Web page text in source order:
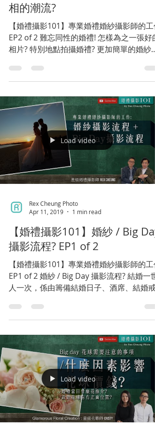
相的潮流?
【婚禮攝影101】專業婚禮婚紗攝影師的工
EP2 of 2 難忘同性的婚禮! 怎樣為之一張好的
相片? 特別地點拍攝婚禮? 更加簡單的婚紗相
子、酒席、結婚戒指、婚紗攝影、當日婚禮
影到化妝等等都會有好多事項要準備及注意
而 Rex...
Load video
Rex Cheung Photo
Apr 11, 2019
1 min read
【婚禮攝影101】婚紗 / Big Day
攝影流程? EP1 of 2
【婚禮攝影101】專業婚禮婚紗攝影師的工
EP1 of 2 婚紗 / Big Day 攝影流程? 結婚一世
人一次，係由籌備結婚日子、酒席、結婚戒
有好多事項要準備及注意！而 Rex Cheung
Photo...
Load video